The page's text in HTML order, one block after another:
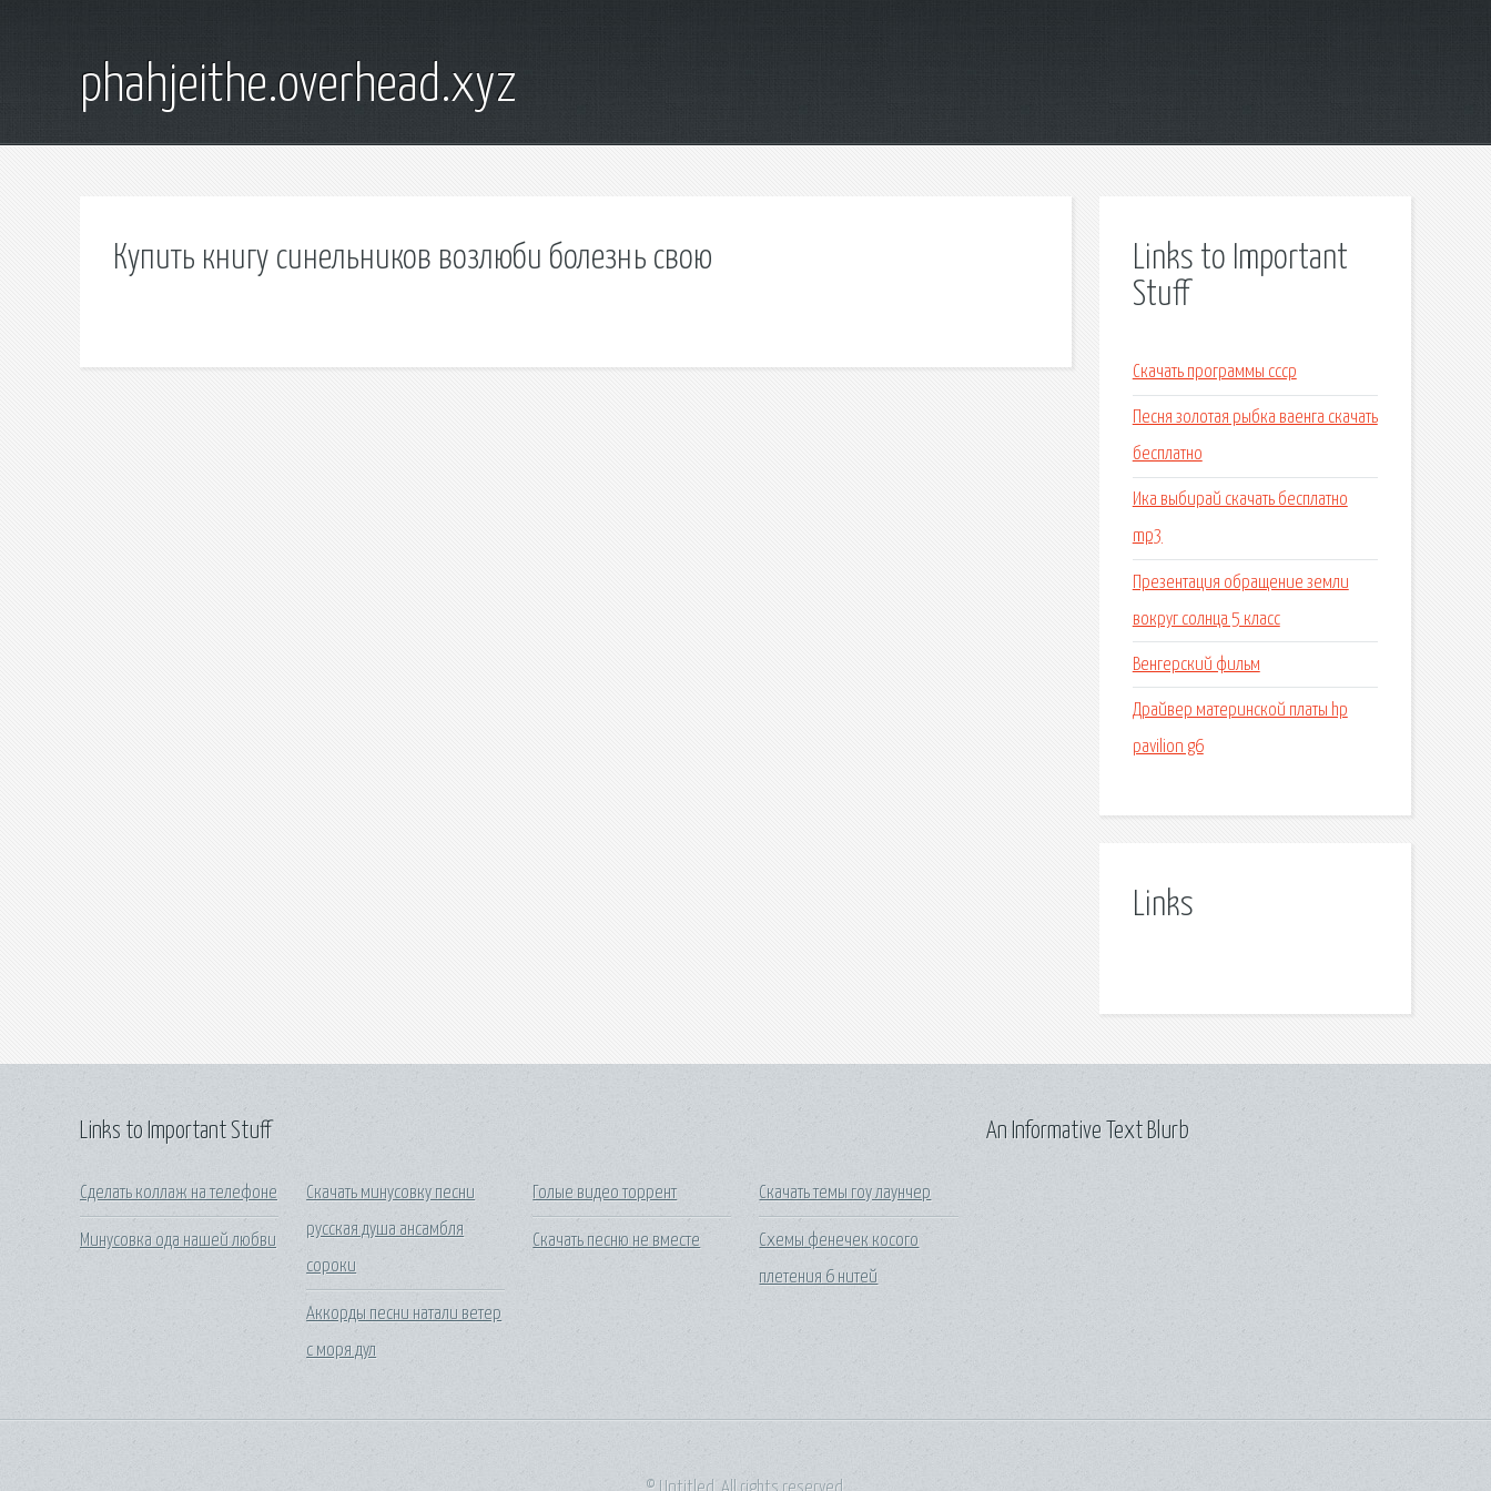
phahjeithe.overhead.xyz
Купить книгу синельников возлюби болезнь свою
Links to Important
Stuff
Скачать программы ссср
Песня золотая рыбка ваенга скачать
бесплатно
Ика выбирай скачать бесплатно
mp3
Презентация обращение земли
вокруг солнца 5 класс
Венгерский фильм
Драйвер материнской платы hp
pavilion g6
Links
Links to Important Stuff
Сделать коллаж на телефоне
Минусовка ода нашей любви
Скачать минусовку песни
русская душа ансамбля
сороки
Аккорды песни натали ветер
с моря дул
Голые видео торрент
Скачать песню не вместе
Скачать темы гоу лаунчер
Схемы фенечек косого
плетения 6 нитей
An Informative Text Blurb